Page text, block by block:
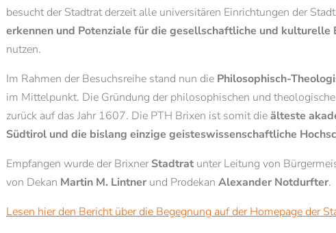
Ansprechpersonen für Studierende
Gasthörerinnen/Gasthörer
Ein Semester in Brixen
Brixner Philosophietage
Studium Generale
Studientage
Angebote für Schulen
besucht der Stadtrat derzeit alle universitären Einrichtungen der
erkennen und Potenziale für die gesellschaftliche und
nutzen.
Im Rahmen der Besuchsreihe stand nun die Philosophisch-
im Mittelpunkt. Die Gründung der philosophischen und
zurück auf das Jahr 1607. Die PTH Brixen ist somit dieälteste
Südtirol und die bislang einzige geisteswissenschaftliche
Empfangen wurde der BrixnerStadtrat unter Leitung von
von Dekan Martin M. Lintner und Prodekan Alexander Notdurfter.
Lesen hier den Bericht über die Begegnung auf der Homepage der
Vorname* Nachname*
E-Mail*
Einwilligung Marketing*
*Pflichtfelder